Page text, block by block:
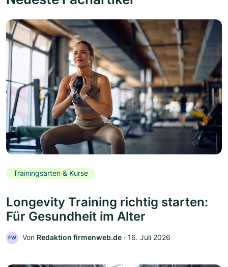
Trainingsarten & Kurse
Longevity Training richtig starten:
Für Gesundheit im Alter
FW Von Redaktion firmenweb.de ‧ 16. Juli 2026